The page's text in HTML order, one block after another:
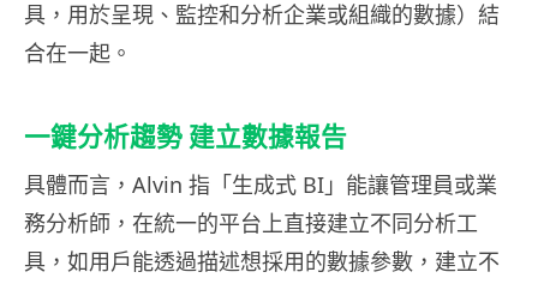
具，用於呈現、監控和分析企業或組織的數據）結
合在一起。
一鍵分析趨勢 建立數據報告
具體而言，Alvin 指「生成式 BI」能讓管理員或業
務分析師，在統一的平台上直接建立不同分析工
具，如用戶能透過描述想採用的數據參數，建立不